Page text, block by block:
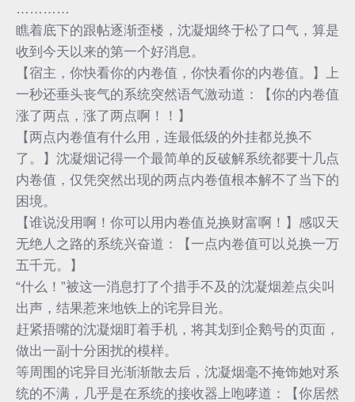
…………
瞧着底下的跟帖逐渐歪楼，沈凝烟终于松了口气，算是
收到今天以来的第一个好消息。
【宿主，你快看你的内卷值，你快看你的内卷值。】上
一秒还垂头丧气的系统突然语气激动道：【你的内卷值
涨了两点，涨了两点啊！！】
【两点内卷值有什么用，连最低级的外挂都兑换不
了。】沈凝烟记得一个最简单的反破解系统都要十几点
内卷值，仅凭突然出现的两点内卷值根本解不了当下的
困境。
【谁说没用啊！你可以用内卷值兑换财富啊！】感叹天
无绝人之路的系统兴奋道：【一点内卷值可以兑换一万
五千元。】
“什么！”被这一消息打了个措手不及的沈凝烟差点尖叫
出声，结果惹来地铁上的诧异目光。
赶紧捂嘴的沈凝烟盯着手机，将其划到企鹅号的页面，
做出一副十分困扰的模样。
等周围的诧异目光渐渐散去后，沈凝烟毫不掩饰她对系
统的不满，几乎是在系统的接收器上咆哮道：【你居然